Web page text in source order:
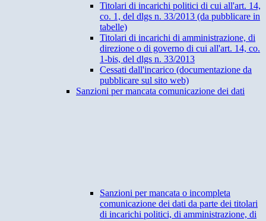
Titolari di incarichi politici di cui all'art. 14,
co. 1, del dlgs n. 33/2013 (da pubblicare in
tabelle)
Titolari di incarichi di amministrazione, di
direzione o di governo di cui all'art. 14, co.
1-bis, del dlgs n. 33/2013
Cessati dall'incarico (documentazione da
pubblicare sul sito web)
Sanzioni per mancata comunicazione dei dati
Sanzioni per mancata o incompleta
comunicazione dei dati da parte dei titolari
di incarichi politici, di amministrazione, di